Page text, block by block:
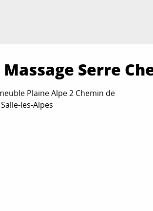
Serre
Plaine Alpe 2 Chemin de
les-Alpes